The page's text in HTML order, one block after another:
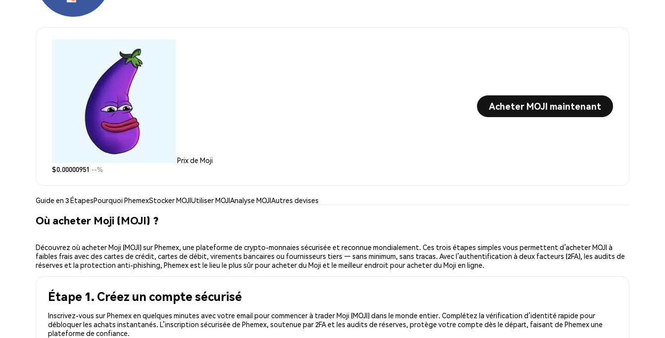
Prix de Moji
$0.00000951 --%
Acheter MOJI maintenant
Guide en 3 ÉtapesPourquoi PhemexStocker MOJIUtiliser MOJIAnalyse MOJIAutres devises
Où acheter Moji (MOJI) ?
Découvrez où acheter Moji (MOJI) sur Phemex, une plateforme de crypto-monnaies sécurisée et reconnue mondialement. Ces trois étapes simples vous permettent d’acheter MOJI à
faibles frais avec des cartes de crédit, cartes de débit, virements bancaires ou fournisseurs tiers — sans minimum, sans tracas. Avec l’authentification à deux facteurs (2FA), les audits de
réserves et la protection anti-phishing, Phemex est le lieu le plus sûr pour acheter du Moji et le meilleur endroit pour acheter du Moji en ligne.
Étape 1. Créez un compte sécurisé
Inscrivez-vous sur Phemex en quelques minutes avec votre email pour commencer à trader Moji (MOJI) dans le monde entier. Complétez la vérification d’identité rapide pour
débloquer les achats instantanés. L’inscription sécurisée de Phemex, soutenue par 2FA et les audits de réserves, protège votre compte dès le départ, faisant de Phemex une
plateforme de confiance.